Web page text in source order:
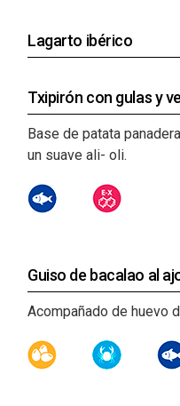
Lagarto ibérico
Txipirón con gulas y
Base de patata
un suave ali- oli.
Guiso de bacalao al
Acompañado de huevo